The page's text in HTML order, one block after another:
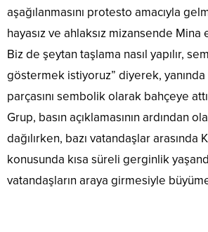
aşağılanmasını protesto amacıyla
hayasız ve ahlaksız mizansende Mina
Biz de şeytan taşlama nasıl yapılır,
göstermek istiyoruz” diyerek,
parçasını sembolik olarak bahçeye
Grup, basın açıklamasının ardından
dağılırken, bazı vatandaşlar arasında
konusunda kısa süreli gerginlik
vatandaşların araya girmesiyle